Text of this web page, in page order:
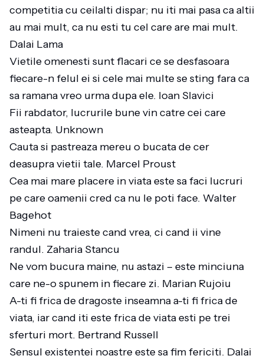
competitia cu ceilalti dispar; nu iti mai pasa ca altii
au mai mult, ca nu esti tu cel care are mai mult.
Dalai Lama
Vietile omenesti sunt flacari ce se desfasoara
fiecare-n felul ei si cele mai multe se sting fara ca
sa ramana vreo urma dupa ele. Ioan Slavici
Fii rabdator, lucrurile bune vin catre cei care
asteapta. Unknown
Cauta si pastreaza mereu o bucata de cer
deasupra vietii tale. Marcel Proust
Cea mai mare placere in viata este sa faci lucruri
pe care oamenii cred ca nu le poti face. Walter
Bagehot
Nimeni nu traieste cand vrea, ci cand ii vine
randul. Zaharia Stancu
Ne vom bucura maine, nu astazi – este minciuna
care ne-o spunem in fiecare zi. Marian Rujoiu
A-ti fi frica de dragoste inseamna a-ti fi frica de
viata, iar cand iti este frica de viata esti pe trei
sferturi mort. Bertrand Russell
Sensul existentei noastre este sa fim fericiti. Dalai